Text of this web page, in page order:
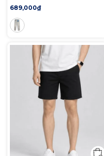
Ống Ôm ProCOOL Sand Blue
689,000₫